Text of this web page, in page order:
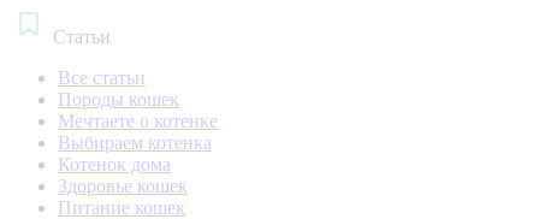
Статьи
Все статьи
Породы кошек
Мечтаете о котенке
Выбираем котенка
Котенок дома
Здоровье кошек
Питание кошек